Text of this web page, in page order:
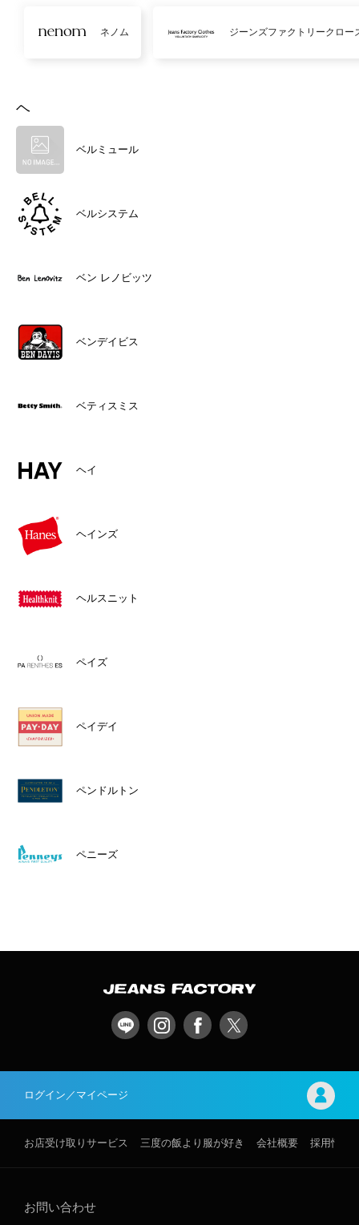
ネノム ジーンズファクトリークロー
ヘ
ベルミュール
ベルシステム
ベン レノビッツ
ベンデイビス
ベティスミス
ヘイ
ヘインズ
ヘルスニット
ペイズ
ペイデイ
ペンドルトン
ペニーズ
ログイン／マイページ
お店受け取りサービス 三度の飯より服が好き 会社概要 採用情報
お問い合わせ